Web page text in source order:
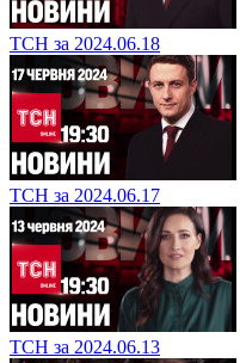
ТСН за 2024.06.18
ТСН за 2024.06.17
ТСН за 2024.06.13